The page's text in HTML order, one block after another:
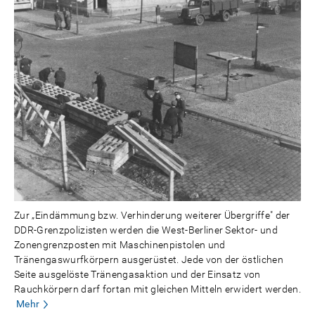
Zur „Eindämmung bzw. Verhinderung weiterer Übergriffe" der
DDR-Grenzpolizisten werden die West-Berliner Sektor- und
Zonengrenzposten mit Maschinenpistolen und
Tränengaswurfkörpern ausgerüstet. Jede von der östlichen
Seite ausgelöste Tränengasaktion und der Einsatz von
Rauchkörpern darf fortan mit gleichen Mitteln erwidert werden.
Mehr